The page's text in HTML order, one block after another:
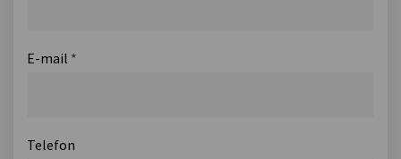
E-mail *
Telefon